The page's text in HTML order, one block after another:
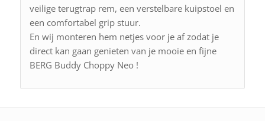
veilige terugtrap rem, een verstelbare kuipstoel en
een comfortabel grip stuur.
En wij monteren hem netjes voor je af zodat je
direct kan gaan genieten van je mooie en fijne
BERG Buddy Choppy Neo !